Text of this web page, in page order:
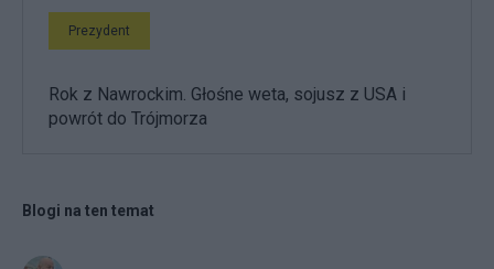
Prezydent
Rok z Nawrockim. Głośne weta, sojusz z USA i
powrót do Trójmorza
Blogi na ten temat